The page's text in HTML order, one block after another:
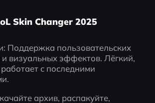
Skin Changer 2025
Поддержка пользовательских
и визуальных эффектов. Лёгкий,
с последними
архив, распакуйте,